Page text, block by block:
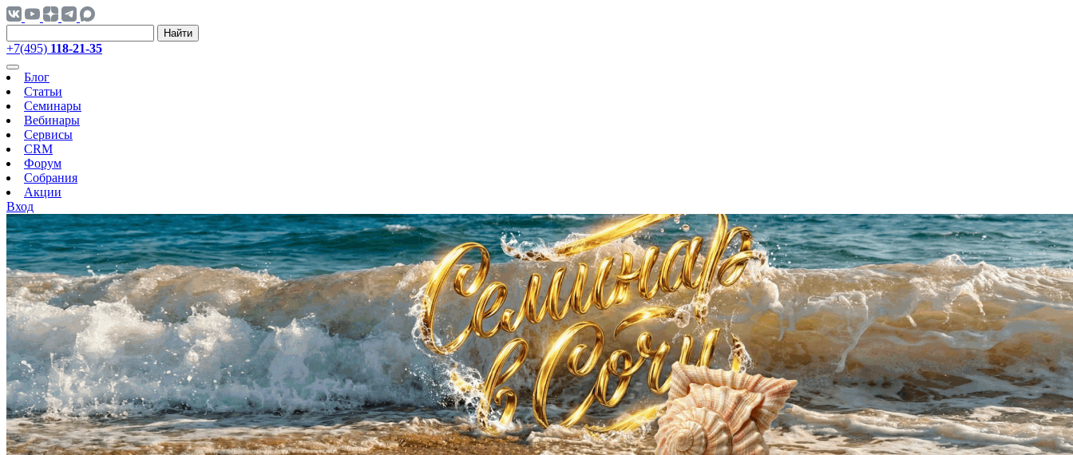
Найти
+7(495) 118-21-35
Блог
Статьи
Семинары
Вебинары
Сервисы
CRM
Форум
Собрания
Акции
Вход